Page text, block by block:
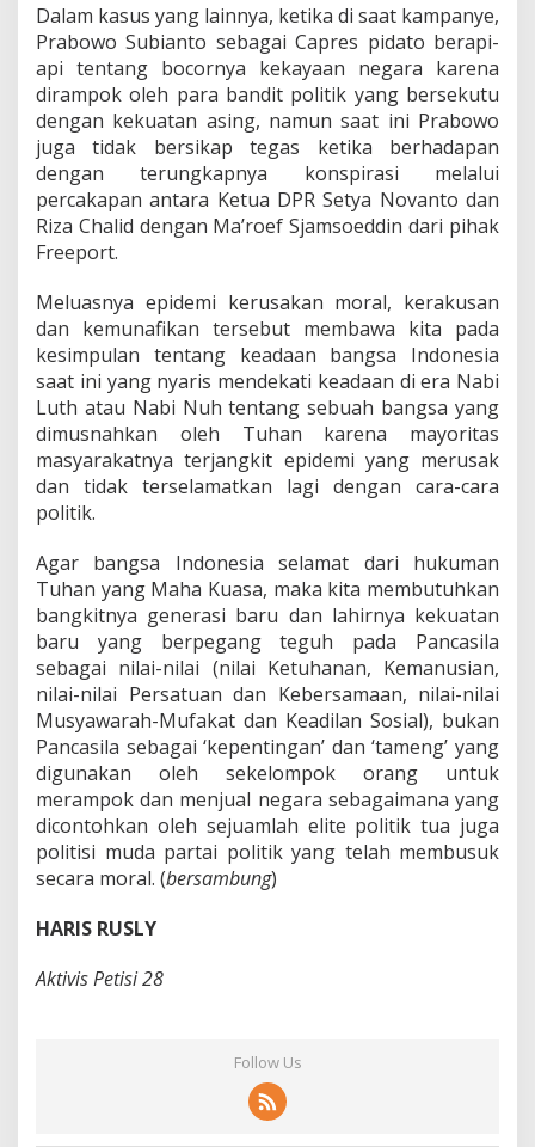
Dalam kasus yang lainnya, ketika di saat kampanye,
Prabowo Subianto sebagai Capres pidato berapi-
api tentang bocornya kekayaan negara karena
dirampok oleh para bandit politik yang bersekutu
dengan kekuatan asing, namun saat ini Prabowo
juga tidak bersikap tegas ketika berhadapan
dengan terungkapnya konspirasi melalui
percakapan antara Ketua DPR Setya Novanto dan
Riza Chalid dengan Ma’roef Sjamsoeddin dari pihak
Freeport.
Meluasnya epidemi kerusakan moral, kerakusan
dan kemunafikan tersebut membawa kita pada
kesimpulan tentang keadaan bangsa Indonesia
saat ini yang nyaris mendekati keadaan di era Nabi
Luth atau Nabi Nuh tentang sebuah bangsa yang
dimusnahkan oleh Tuhan karena mayoritas
masyarakatnya terjangkit epidemi yang merusak
dan tidak terselamatkan lagi dengan cara-cara
politik.
Agar bangsa Indonesia selamat dari hukuman
Tuhan yang Maha Kuasa, maka kita membutuhkan
bangkitnya generasi baru dan lahirnya kekuatan
baru yang berpegang teguh pada Pancasila
sebagai nilai-nilai (nilai Ketuhanan, Kemanusian,
nilai-nilai Persatuan dan Kebersamaan, nilai-nilai
Musyawarah-Mufakat dan Keadilan Sosial), bukan
Pancasila sebagai ‘kepentingan’ dan ‘tameng’ yang
digunakan oleh sekelompok orang untuk
merampok dan menjual negara sebagaimana yang
dicontohkan oleh sejuamlah elite politik tua juga
politisi muda partai politik yang telah membusuk
secara moral. (bersambung)
HARIS RUSLY
Aktivis Petisi 28
Follow Us